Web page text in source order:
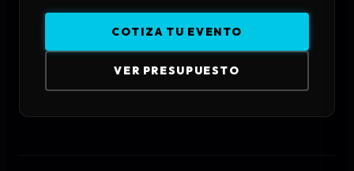
COTIZA TU EVENTO
VER PRESUPUESTO